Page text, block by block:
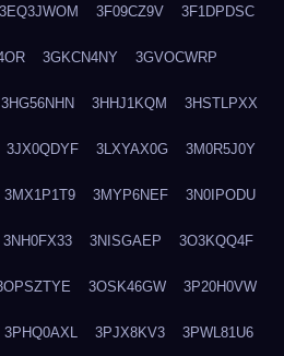
3EQ3JWOM 3F09CZ9V 3F1DPDSC
3GKCN4NY 3GVOCWRP
3HG56NHN 3HHJ1KQM 3HSTLPXX
3JX0QDYF 3LXYAX0G 3M0R5J0Y
3MX1P1T9 3MYP6NEF 3N0IPODU
3NH0FX33 3NISGAEP 3O3KQQ4F
3OSK46GW 3P20H0VW
3PHQ0AXL 3PJX8KV3 3PWL81U6